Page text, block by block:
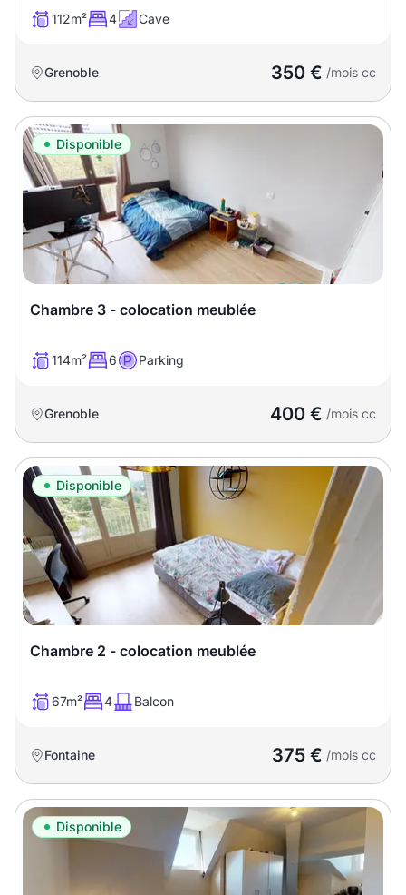
112m² 4 Cave
Grenoble 350 € /mois cc
Disponible
Chambre 3 - colocation meublée
114m² 6 Parking
Grenoble 400 € /mois cc
Disponible
Chambre 2 - colocation meublée
67m² 4 Balcon
Fontaine 375 € /mois cc
Disponible